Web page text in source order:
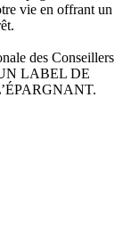
vie en offrant un
des Conseillers
LABEL DE